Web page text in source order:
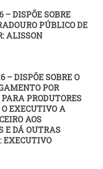
– DISPÕE SOBRE
PÚBLICO DE
ALISSON
– DISPÕE SOBRE O
POR
PRODUTORES
EXECUTIVO A
AOS
E DÁ OUTRAS
EXECUTIVO